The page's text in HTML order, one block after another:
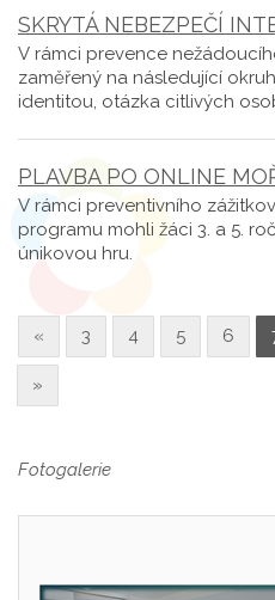
SKRYTÁ NEBEZPEČÍ
V rámci prevence
zaměřený na následující
identitou, otázka citlivých
PLAVBA PO ONLINE
V rámci preventivního
programu mohli žáci 3. a 5.
únikovou hru.
« 3 4 5 6
»
Fotogalerie